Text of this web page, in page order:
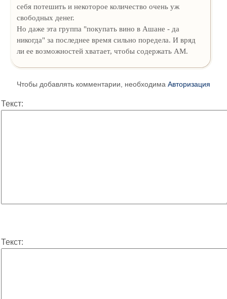
себя потешить и некоторое количество очень уж
свободных денег.
Но даже эта группа "покупать вино в Ашане - да
никогда" за последнее время сильно поредела. И вряд
ли ее возможностей хватает, чтобы содержать АМ.
Чтобы добавлять комментарии, необходима Авторизация
Текст:
Текст: